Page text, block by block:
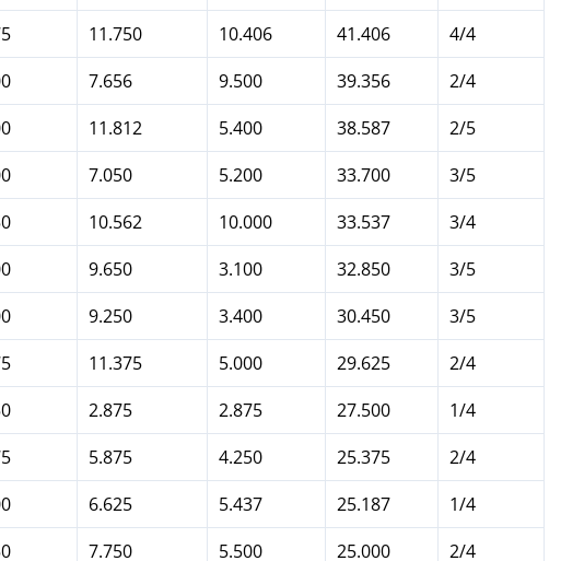
11.750 10.406 41.406
4/4
7.656 9.500 39.356
2/4
11.812 5.400 38.587
2/5
7.050 5.200 33.700
3/5
10.562 10.000 33.537
3/4
9.650 3.100 32.850
3/5
9.250 3.400 30.450
3/5
11.375 5.000 29.625
2/4
2.875 2.875 27.500
1/4
5.875 4.250 25.375
2/4
6.625 5.437 25.187
1/4
7.750 5.500 25.000
2/4